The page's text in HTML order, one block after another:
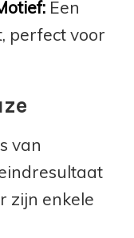
Een
perfect voor
van
zijn enkele